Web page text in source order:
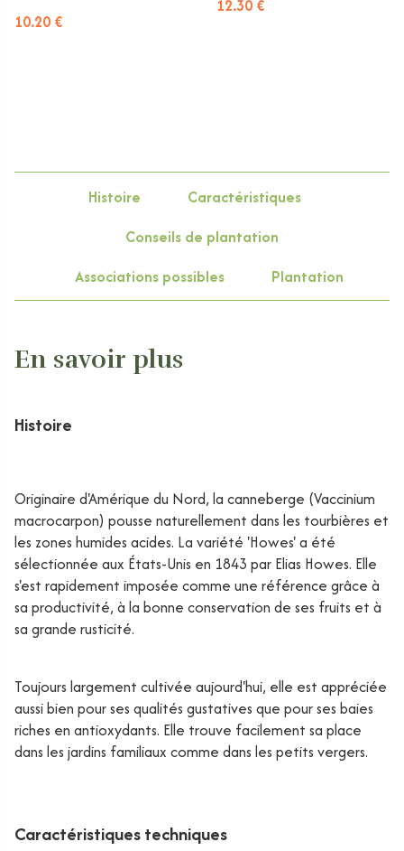
10.20 €
12.30 €
Histoire
Caractéristiques
Conseils de plantation
Associations possibles
Plantation
En savoir plus
Histoire
Originaire d'Amérique du Nord, la canneberge (Vaccinium
macrocarpon) pousse naturellement dans les tourbières et
les zones humides acides. La variété 'Howes' a été
sélectionnée aux États-Unis en 1843 par Elias Howes. Elle
s'est rapidement imposée comme une référence grâce à
sa productivité, à la bonne conservation de ses fruits et à
sa grande rusticité.
Toujours largement cultivée aujourd'hui, elle est appréciée
aussi bien pour ses qualités gustatives que pour ses baies
riches en antioxydants. Elle trouve facilement sa place
dans les jardins familiaux comme dans les petits vergers.
Caractéristiques techniques